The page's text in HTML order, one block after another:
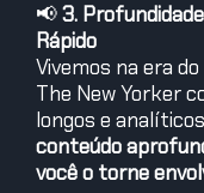
📢3.
Rápido
Vivemos na era
The New Yorker
longos e
conteúdo
você o torne